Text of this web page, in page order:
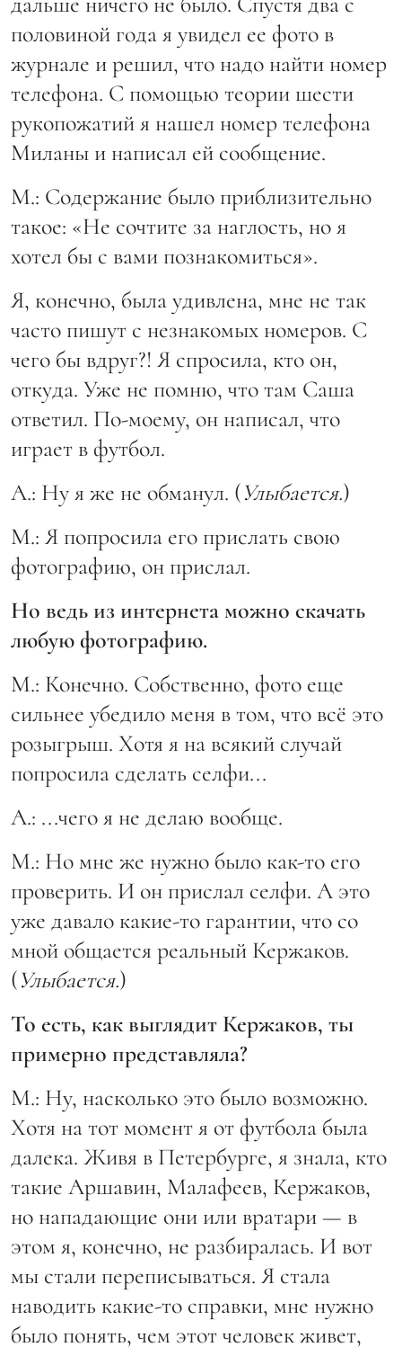
половиной года я увидел ее фото в
журнале и решил, что надо найти номер
телефона. С помощью теории шести
рукопожатий я нашел номер телефона
Миланы и написал ей сообщение.
М.: Содержание было приблизительно
такое: «Не сочтите за наглость, но я
хотел бы с вами познакомиться».
Я, конечно, была удивлена, мне не так
часто пишут с незнакомых номеров. С
чего бы вдруг?! Я спросила, кто он,
откуда. Уже не помню, что там Саша
ответил. По-моему, он написал, что
играет в футбол.
А.: Ну я же не обманул. (Улыбается.)
М.: Я попросила его прислать свою
фотографию, он прислал.
Но ведь из интернета можно скачать
любую фотографию.
М.: Конечно. Собственно, фото еще
сильнее убедило меня в том, что всё это
розыгрыш. Хотя я на всякий случай
попросила сделать селфи...
А.: ...чего я не делаю вообще.
М.: Но мне же нужно было как-то его
проверить. И он прислал селфи. А это
уже давало какие-то гарантии, что со
мной общается реальный Кержаков.
(Улыбается.)
То есть, как выглядит Кержаков, ты
примерно представляла?
М.: Ну, насколько это было возможно.
Хотя на тот момент я от футбола была
далека. Живя в Петербурге, я знала, кто
такие Аршавин, Малафеев, Кержаков,
но нападающие они или вратари — в
этом я, конечно, не разбиралась. И вот
мы стали переписываться. Я стала
наводить какие-то справки, мне нужно
было понять, чем этот человек живет,